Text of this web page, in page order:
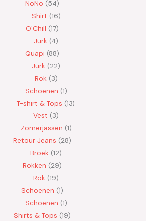
NoNo
54
Shirt 16
O'Chill 17
Jurk 4
Quapi 88
Jurk
22
Rok 3
Schoenen 1
T-shirt & Tops 13
Vest
3
Zomerjassen 1
Retour Jeans
28
Broek 12
Rokken
29
Rok 19
Schoenen 1
Schoenen 1
Shirts & Tops 19